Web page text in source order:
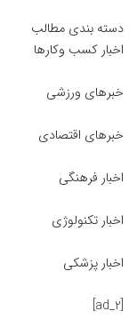
دسته بندی مطالب
اخبار کسب وکارها
خبرهای ورزشی
خبرهای اقتصادی
اخبار فرهنگی
اخبار تکنولوژی
اخبار پزشکی
[ad_2]